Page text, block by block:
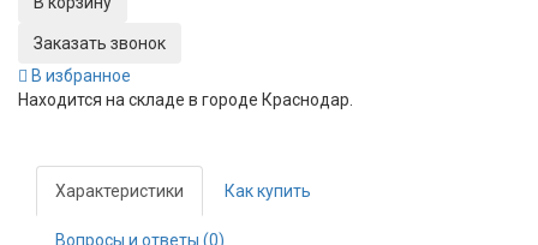
Заказать звонок
В избранное
Находится на складе в городе Краснодар
Характеристики Как купить
Вопросы и ответы (0)